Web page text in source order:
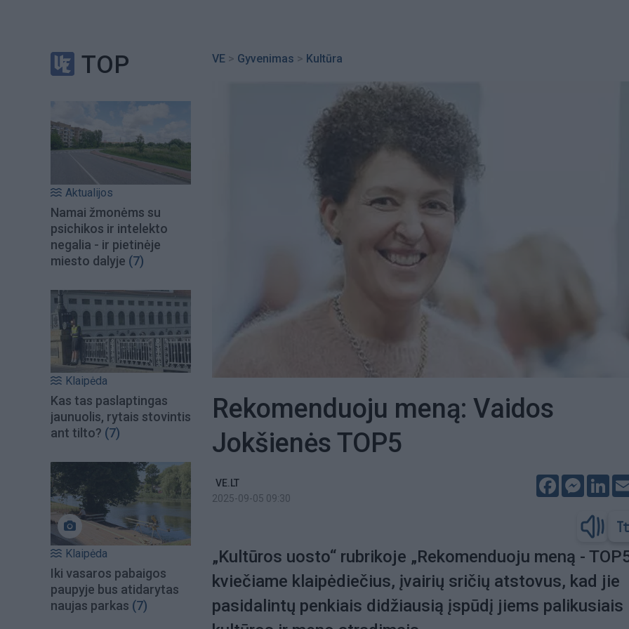
TOP
Aktualijos
Namai žmonėms su
psichikos ir intelekto
negalia - ir pietinėje
miesto dalyje (7)
Klaipėda
Kas tas paslaptingas
jaunuolis, rytais stovintis
ant tilto? (7)
Klaipėda
Iki vasaros pabaigos
paupyje bus atidarytas
naujas parkas (7)
VE > Gyvenimas > Kultūra
Rekomenduoju meną: Vaidos
Jokšienės TOP5
VE.LT
2025-09-05 09:30
Facebook
„Kultūros uosto“ rubrikoje „Rekomenduoju meną -
kviečiame klaipėdiečius, įvairių sričių atstovus, kad jie
pasidalintų penkiais didžiausią įspūdį jiems palikusiais